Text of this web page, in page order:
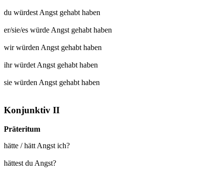
du würdestAngst gehabthaben
er/sie/es würdeAngst gehabthaben
wir würdenAngst gehabthaben
ihr würdetAngst gehabthaben
sie würdenAngst gehabthaben
Konjunktiv II
Präteritum
hätte / hätt Angst ich?
hättest du Angst?